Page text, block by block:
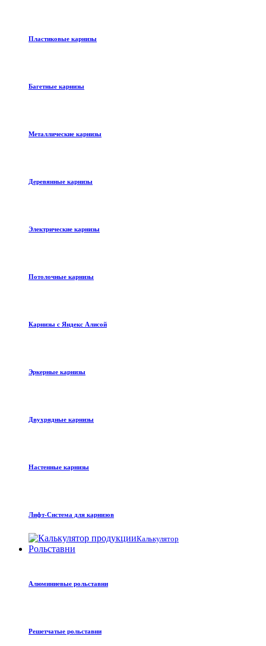
Пластиковые карнизы
Багетные карнизы
Металлические карнизы
Деревянные карнизы
Электрические карнизы
Потолочные карнизы
Карнизы с Яндекс Алисой
Эркерные карнизы
Двухрядные карнизы
Настенные карнизы
Лифт-Система для карнизов
Калькулятор
Рольставни
Алюминиевые рольставни
Решетчатые рольставни